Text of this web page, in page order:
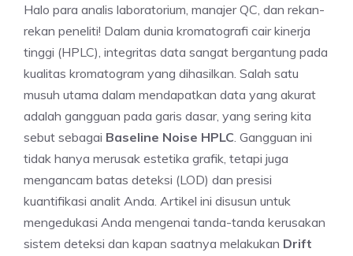
Halo para analis laboratorium, manajer QC, dan rekan-
rekan peneliti! Dalam dunia kromatografi cair kinerja
tinggi (HPLC), integritas data sangat bergantung pada
kualitas kromatogram yang dihasilkan. Salah satu
musuh utama dalam mendapatkan data yang akurat
adalah gangguan pada garis dasar, yang sering kita
sebut sebagai Baseline Noise HPLC. Gangguan ini
tidak hanya merusak estetika grafik, tetapi juga
mengancam batas deteksi (LOD) dan presisi
kuantifikasi analit Anda. Artikel ini disusun untuk
mengedukasi Anda mengenai tanda-tanda kerusakan
sistem deteksi dan kapan saatnya melakukan Drift